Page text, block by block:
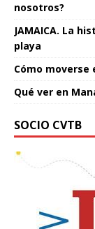
nosotros?
JAMAICA. La
playa
Cómo moverse
Qué ver en
SOCIO CVTB